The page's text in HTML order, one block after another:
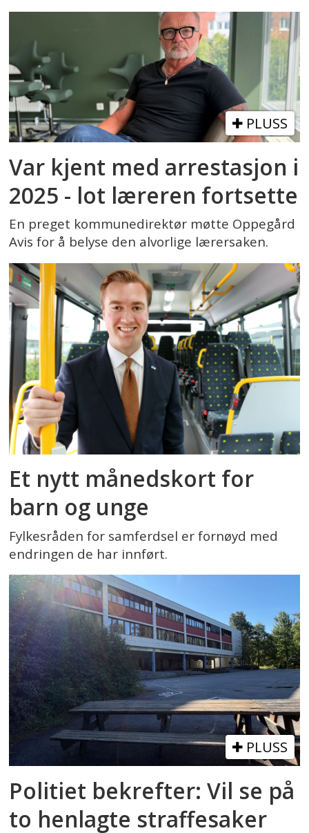
PLUSS
Var kjent med arrestasjon i
2025 - lot læreren fortsette
En preget kommunedirektør møtte Oppegård
Avis for å belyse den alvorlige lærersaken.
Et nytt månedskort for
barn og unge
Fylkesråden for samferdsel er fornøyd med
endringen de har innført.
PLUSS
Politiet bekrefter: Vil se på
to henlagte straffesaker